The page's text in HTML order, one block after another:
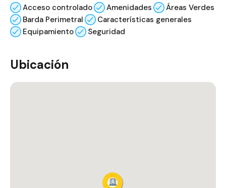
Acceso controlado Amenidades
Áreas Verdes
Barda Perimetral
Características generales
Equipamiento
Seguridad
Ubicación